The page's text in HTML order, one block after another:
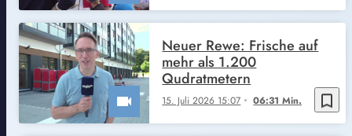
bookmark_border
15. Juli 2026 15:07 06:31 Min.
Neuer Rewe: Frische auf
mehr als 1.200
Qudratmetern